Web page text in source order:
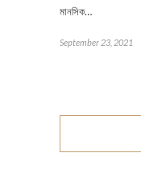
মানসিক…
September 23, 2021